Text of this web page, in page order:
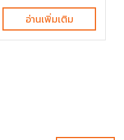
อ่านเพิ่มเติม